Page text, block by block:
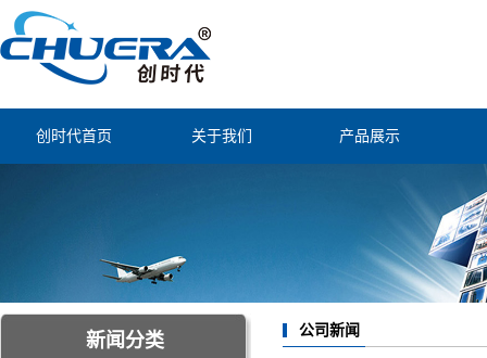
创时代首页 关于我们
公司证书
产品展示
烟尘过滤净化
自动焊锡配件
自动化机器人
新闻分类 公司新闻